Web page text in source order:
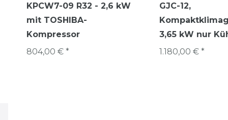
KPCW7-09 R32 - 2,6 kW
mit TOSHIBA-
Kompressor
804,00 € *
GJC-12,
3,65 kW nur
1.180,00 € *